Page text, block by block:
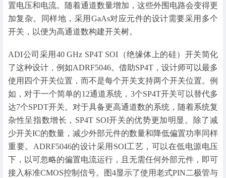
置电压和电流。随着通道数量增加，这些外围电路会变得更
加复杂。同样地，采用GaAs对应元件的设计需要采用多个
开关，以便为高通道数构建开关树。
ADI公司采用40 GHz SP4T SOI（绝缘体上的硅）开关简化
了这种设计，例如ADRF5046。借助SP4T，设计师可以最多
使用四个开关位置，而不是每个开关支持两个开关位置。例
如，对于一个简单的12通道系统，3个SP4T开关可以替代多
达7个SPDT开关。对于具备更高通道数的系统，随着系统复
杂性呈指数增长，SP4T SOI开关的优势更加明显。除了减
少开关IC的数量，减少外部元件的数量和降低偏置功率同样
重要。ADRF5046的设计采用SOI工艺，可以在低电源电压
下，以可忽略的偏置电流运行，且无需任何外部元件，即可
接入标准CMOS控制信号。图4显示了使用老式PIN二极管与